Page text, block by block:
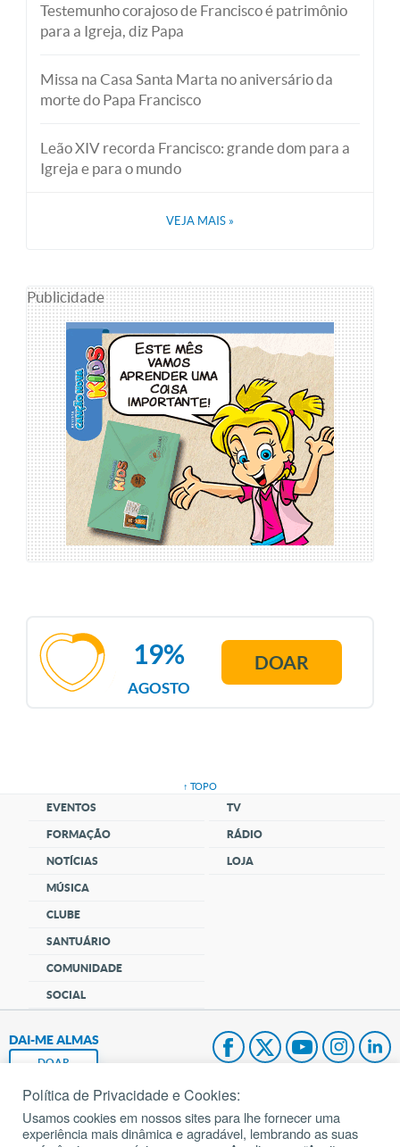
Testemunho corajoso de Francisco é patrimônio
para a Igreja, diz Papa
Missa na Casa Santa Marta no aniversário da
morte do Papa Francisco
Leão XIV recorda Francisco: grande dom para a
Igreja e para o mundo
VEJA MAIS »
Publicidade
AGOSTO
19% DOAR
↑ TOPO
EVENTOS
FORMAÇÃO
NOTÍCIAS
MÚSICA
CLUBE
SANTUÁRIO
COMUNIDADE
SOCIAL
TV
RÁDIO
LOJA
DAI-ME ALMAS
DOAR
Fundação João Paulo II
Pedido de Oração
Política de Privacidade e Cookies:
Usamos cookies em nossos sites para lhe fornecer uma
experiência mais dinâmica e agradável, lembrando as suas